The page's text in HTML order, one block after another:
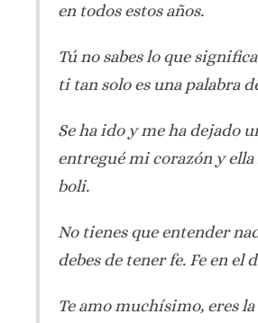
en todos estos años.
Tú no sabes lo que
ti tan solo es una palabra
Se ha ido y me ha dejado
entregué mi corazón y ella
boli.
No tienes que entender
debes de tener fe. Fe en el
Te amo muchísimo, eres